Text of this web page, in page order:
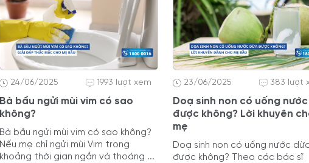
24/06/2025 1993 lượt xem
Bà bầu ngửi mùi vim có sao
không?
Bà bầu ngửi mùi vim có sao không?
Nếu mẹ chỉ ngửi mùi Vim trong
khoảng thời gian ngắn và thoáng ...
23/06/2025 383 lượt
Doạ sinh non có uống
được không? Lời khuyên
mẹ
Doạ sinh non có uống nước
được không? Theo các bác sĩ